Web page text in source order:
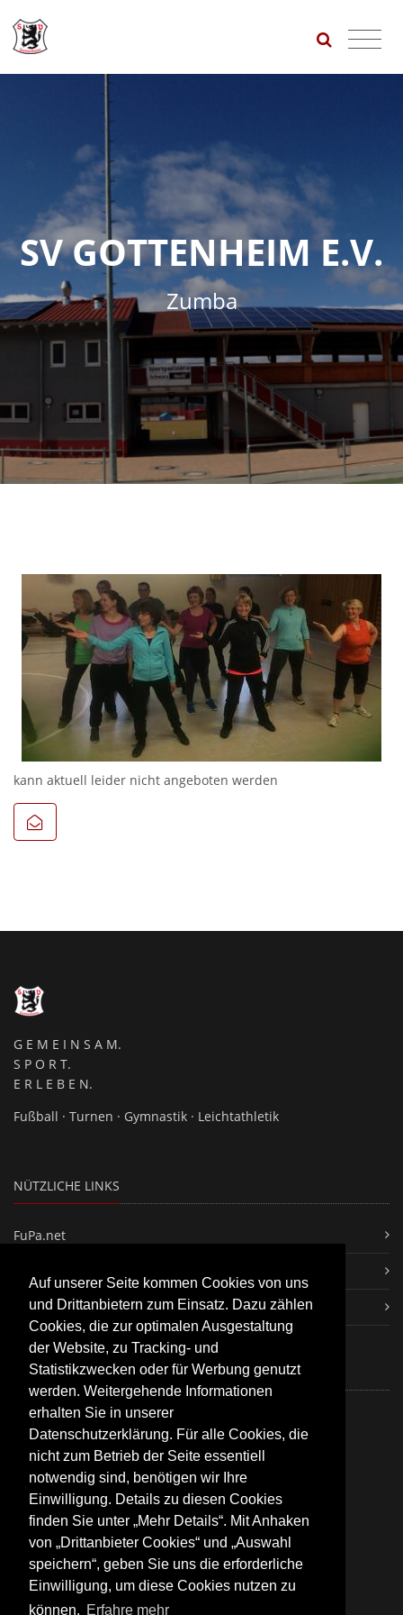
Auf unserer Seite kommen Cookies von uns
und Drittanbietern zum Einsatz. Dazu zählen
Cookies, die zur optimalen Ausgestaltung
der Website, zu Tracking- und
Statistikzwecken oder für Werbung genutzt
werden. Weitergehende Informationen
erhalten Sie in unserer
Datenschutzerklärung. Für alle Cookies, die
nicht zum Betrieb der Seite essentiell
notwendig sind, benötigen wir Ihre
Einwilligung. Details zu diesen Cookies
finden Sie unter „Mehr Details“. Mit Anhaken
von „Drittanbieter Cookies“ und „Auswahl
speichern“, geben Sie uns die erforderliche
Einwilligung, um diese Cookies nutzen zu
können. Erfahre mehr
SV GOTTENHEIM E.V.
Zumba
kann aktuell leider nicht angeboten werden
G E M E I N S A M.
S P O R T.
E R L E B E N.
Fußball · Turnen · Gymnastik · Leichtathletik
NÜTZLICHE LINKS
FuPa.net
Doppelpass-Online
KONTAKT
Buchheimer Str. 15
79288 Gottenheim
07665/6937
info@svgottenheim.de
www.svgottenheim.de